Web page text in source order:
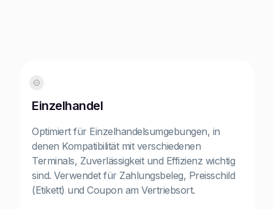
Einzelhandel
Optimiert für Einzelhandelsumgebungen, in
denen Kompatibilität mit verschiedenen
Terminals, Zuverlässigkeit und Effizienz wichtig
sind. Verwendet für Zahlungsbeleg, Preisschild
(Etikett) und Coupon am Vertriebsort.